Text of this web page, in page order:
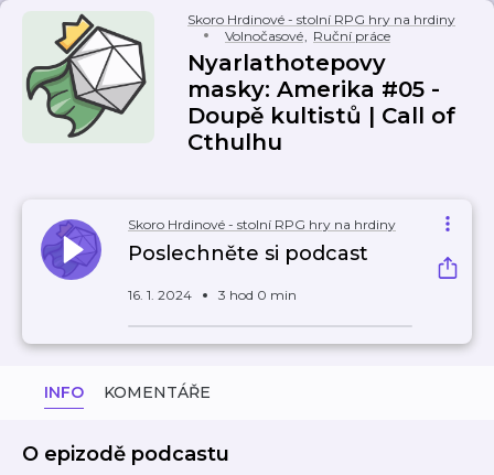
Skoro Hrdinové - stolní RPG hry na hrdiny
Volnočasové, Ruční práce
Nyarlathotepovy
masky: Amerika #05 -
Doupě kultistů | Call of
Cthulhu
Skoro Hrdinové - stolní RPG hry na hrdiny
Poslechněte si podcast
16. 1. 2024 3 hod 0 min
INFO KOMENTÁŘE
O epizodě podcastu